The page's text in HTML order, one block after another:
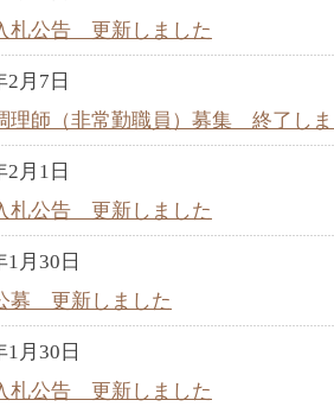
札公告 更新しました
2月7日
理師（非常勤職員）募集 終了し
2月1日
札公告 更新しました
1月30日
募 更新しました
1月30日
札公告 更新しました